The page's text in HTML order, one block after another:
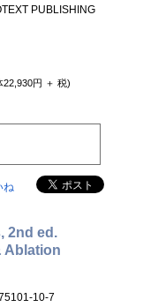
PUBLISHING
22,930円 ＋ 税)
ね
2nd ed.
Ablation
10-7